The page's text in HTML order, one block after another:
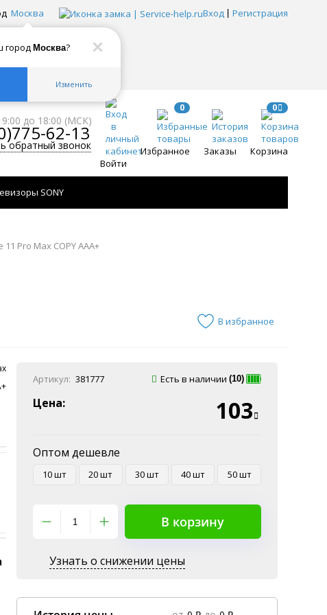
город Москва?
Изменить
Москва Вход Регистрация
до 18:00 (МСК)
62-13
обратный звонок
Войти
0
Избранное Заказы
0
Корзина
SONY
Pro Max COPY AAA+
В избранное
Артикул: 381777 Есть в наличии (10)
Цена: 103
Оптом дешевле
10 шт 20 шт 30 шт 40 шт 50 шт
В корзину
Узнать о снижении цены